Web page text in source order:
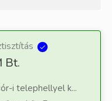
Bt.
i telephellyel k...